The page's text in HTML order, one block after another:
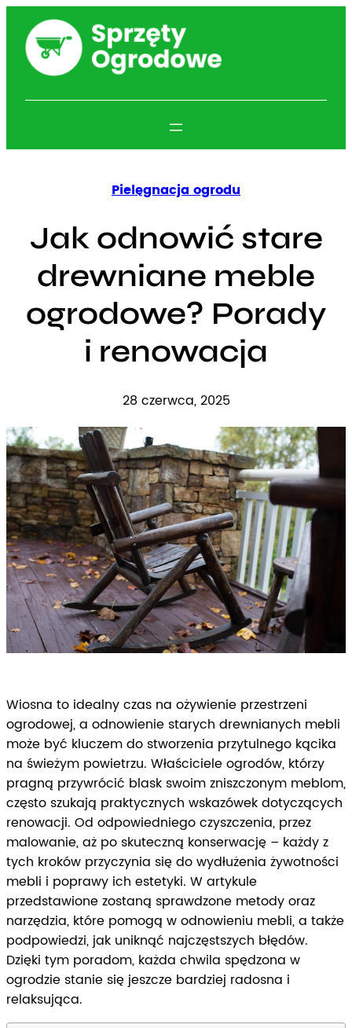
Przejdź
treści
Pielęgnacja ogrodu
Jak odnowić stare
drewniane meble
ogrodowe? Porady
i renowacja
28 czerwca, 2025
Wiosna to idealny czas na ożywienie przestrzeni
ogrodowej, a odnowienie starych drewnianych mebli
może być kluczem do stworzenia przytulnego kącika
na świeżym powietrzu. Właściciele ogrodów, którzy
pragną przywrócić blask swoim zniszczonym meblom,
często szukają praktycznych wskazówek dotyczących
renowacji. Od odpowiedniego czyszczenia, przez
malowanie, aż po skuteczną konserwację – każdy z
tych kroków przyczynia się do wydłużenia żywotności
mebli i poprawy ich estetyki. W artykule
przedstawione zostaną sprawdzone metody oraz
narzędzia, które pomogą w odnowieniu mebli, a także
podpowiedzi, jak uniknąć najczęstszych błędów.
Dzięki tym poradom, każda chwila spędzona w
ogrodzie stanie się jeszcze bardziej radosna i
relaksująca.